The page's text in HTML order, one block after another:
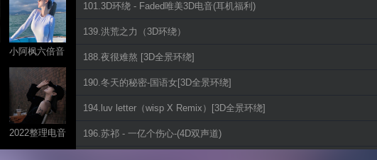
小阿枫六倍音
质系列 车载
2022整理电音
系列
101.3D环绕 - Faded唯美3D电音(耳机福利)
139.洪荒之力（3D环绕）
188.夜很难熬 [3D全景环绕]
190.冬天的秘密-国语女[3D全景环绕]
194.luv letter（wisp X Remix）[3D全景环绕]
196.苏祁 - 一亿个伤心-(4D双声道)